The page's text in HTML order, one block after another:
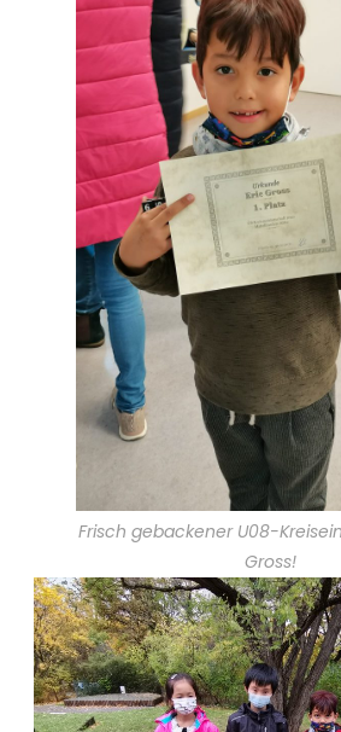
Seryozka Schalaev U18, 2,5
Mark Vilinski U16, 3
Frisch gebackener U08-
Gross!